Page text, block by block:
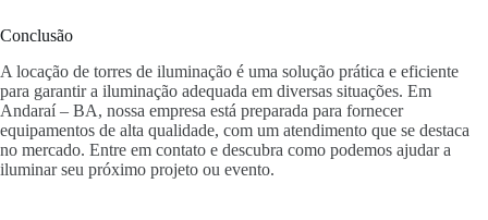
Conclusão
A locação de torres de iluminação é uma solução prática e eficiente
para garantir a iluminação adequada em diversas situações. Em
Andaraí – BA, nossa empresa está preparada para fornecer
equipamentos de alta qualidade, com um atendimento que se destaca
no mercado. Entre em contato e descubra como podemos ajudar a
iluminar seu próximo projeto ou evento.